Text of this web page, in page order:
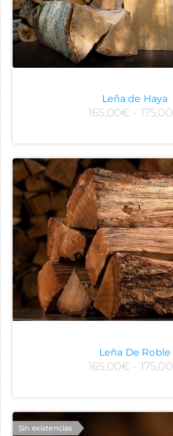
Leña de Haya
165,00€ - 175,00
Leña De Roble
165,00€ - 175,00
Sin existencias